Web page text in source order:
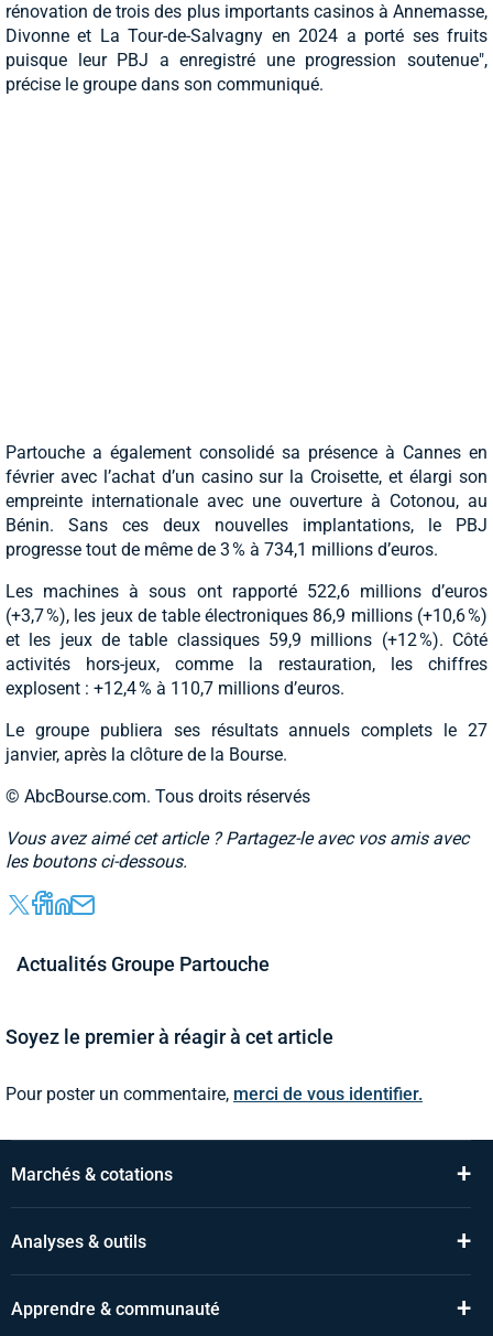
rénovation de trois des plus importants casinos à Annemasse,
Divonne et La Tour-de-Salvagny en 2024 a porté ses fruits
puisque leur PBJ a enregistré une progression soutenue",
précise le groupe dans son communiqué.
Partouche a également consolidé sa présence à Cannes en
février avec l’achat d’un casino sur la Croisette, et élargi son
empreinte internationale avec une ouverture à Cotonou, au
Bénin. Sans ces deux nouvelles implantations, le PBJ
progresse tout de même de 3 % à 734,1 millions d’euros.
Les machines à sous ont rapporté 522,6 millions d’euros
(+3,7 %), les jeux de table électroniques 86,9 millions (+10,6 %)
et les jeux de table classiques 59,9 millions (+12 %). Côté
activités hors-jeux, comme la restauration, les chiffres
explosent : +12,4 % à 110,7 millions d’euros.
Le groupe publiera ses résultats annuels complets le 27
janvier, après la clôture de la Bourse.
© AbcBourse.com. Tous droits réservés
Vous avez aimé cet article ? Partagez-le avec vos amis avec
les boutons ci-dessous.
Actualités Groupe Partouche
Soyez le premier à réagir à cet article
Pour poster un commentaire, merci de vous identifier.
Marchés & cotations +
Analyses & outils +
Apprendre & communauté +